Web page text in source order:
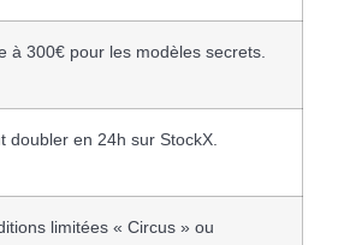
à 300€ pour les modèles secrets.
doubler en 24h sur StockX.
limitées « Circus » ou